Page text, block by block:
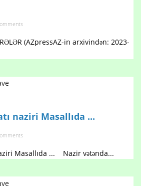
(AZpressAZ-in arxivindən: 2023-
naziri Masallıda ...
Masallıda ... Nazir vətənda...